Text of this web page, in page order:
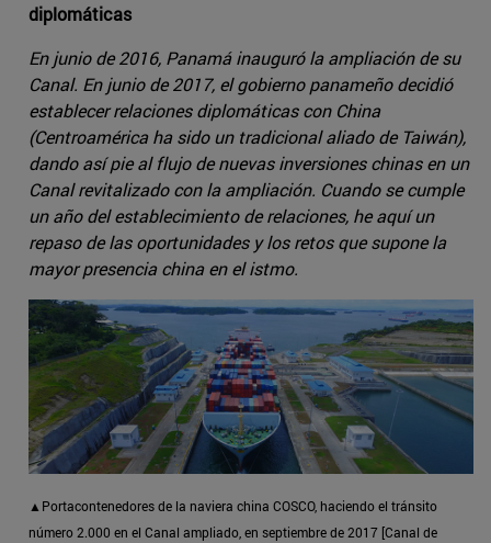
diplomáticas
En junio de 2016, Panamá inauguró la ampliación de su
Canal. En junio de 2017, el gobierno panameño decidió
establecer relaciones diplomáticas con China
(Centroamérica ha sido un tradicional aliado de Taiwán),
dando así pie al flujo de nuevas inversiones chinas en un
Canal revitalizado con la ampliación. Cuando se cumple
un año del establecimiento de relaciones, he aquí un
repaso de las oportunidades y los retos que supone la
mayor presencia china en el istmo.
▲Portacontenedores de la naviera china COSCO, haciendo el tránsito
número 2.000 en el Canal ampliado, en septiembre de 2017 [Canal de